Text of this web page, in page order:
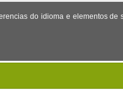
do idioma e elementos de